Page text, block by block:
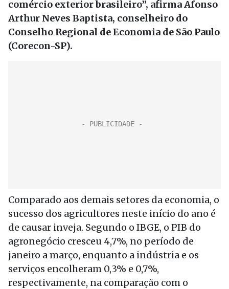
comércio exterior brasileiro”, afirma Afonso
Arthur Neves Baptista, conselheiro do
Conselho Regional de Economia de São Paulo
(Corecon-SP).
Comparado aos demais setores da economia, o
sucesso dos agricultores neste início do ano é
de causar inveja. Segundo o IBGE, o PIB do
agronegócio cresceu 4,7%, no período de
janeiro a março, enquanto a indústria e os
serviços encolheram 0,3% e 0,7%,
respectivamente, na comparação com o